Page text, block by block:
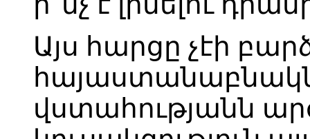
Այս հարցը չէի
վստահությանն